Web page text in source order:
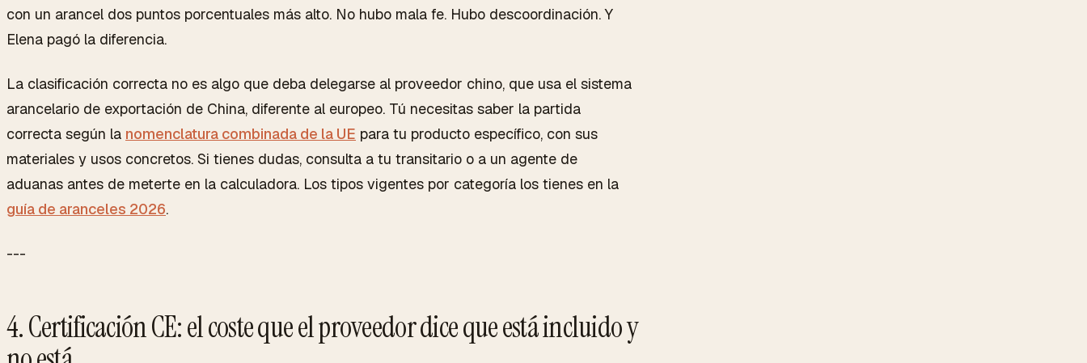
con un arancel dos puntos porcentuales más alto. No hubo mala fe. Hubo descoordinación. Y
Elena pagó la diferencia.
La clasificación correcta no es algo que deba delegarse al proveedor chino, que usa el sistema
arancelario de exportación de China, diferente al europeo. Tú necesitas saber la partida
correcta según la nomenclatura combinada de la UE para tu producto específico, con sus
materiales y usos concretos. Si tienes dudas, consulta a tu transitario o a un agente de
aduanas antes de meterte en la calculadora. Los tipos vigentes por categoría los tienes en la
guía de aranceles 2026.
---
4. Certificación CE: el coste que el proveedor dice que está incluido y